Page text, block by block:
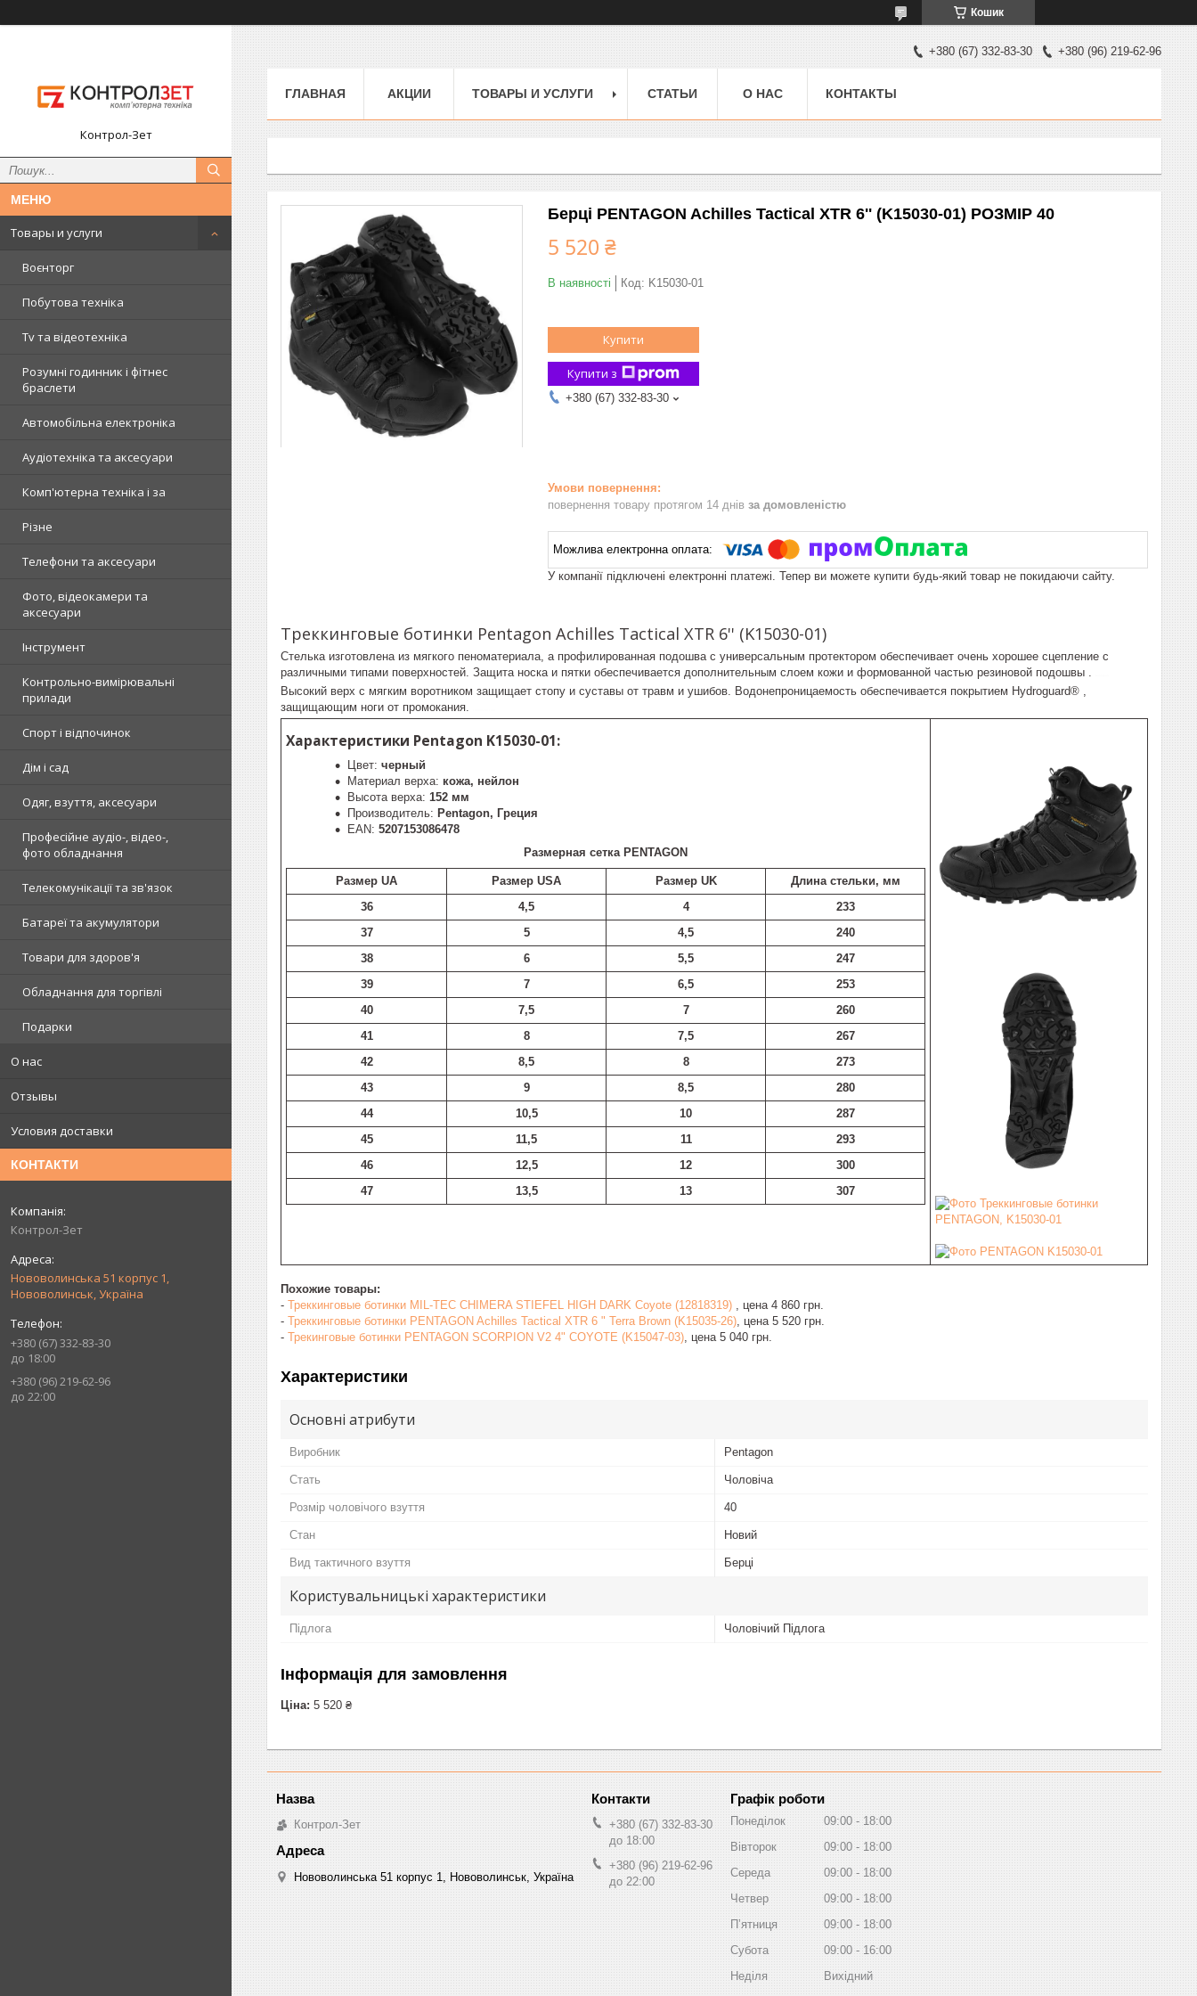
Кошик
Контрол-Зет
Товары и услуги
Воєнторг
Побутова техніка
Tv та відеотехніка
Розумні годинник і фітнес
браслети
Автомобільна електроніка
Аудіотехніка та аксесуари
Комп'ютерна техніка і за
Різне
Телефони та аксесуари
Фото, відеокамери та
аксесуари
Інструмент
Контрольно-вимірювальні
прилади
Спорт і відпочинок
Дім і сад
Одяг, взуття, аксесуари
Професійне аудіо-, відео-,
фото обладнання
Телекомунікації та зв'язок
Батареї та акумулятори
Товари для здоров'я
Обладнання для торгівлі
Подарки
О нас
Отзывы
Условия доставки
КОНТАКТИ
Контрол-Зет
Нововолинська 51 корпус 1,
Нововолинськ, Україна
+380 (67) 332-83-30
до 18:00
+380 (96) 219-62-96
до 22:00
+380 (67) 332-83-30 +380 (96) 219-62-96
ГЛАВНАЯ АКЦИИ ТОВАРЫ И УСЛУГИ СТАТЬИ О НАС КОНТАКТЫ
Берці PENTAGON Achilles Tactical XTR 6'' (K15030-01) РОЗМІР 40
5 520 ₴
В наявності Код: K15030-01
Купити
Купити з
+380 (67) 332-83-30
повернення товару протягом 14 днів за домовленістю
У компанії підключені електронні платежі. Тепер ви можете купити будь-який товар не покидаючи сайту.
Треккинговые ботинки Pentagon Achilles Tactical XTR 6'' (K15030-01)
Стелька изготовлена из мягкого пеноматериала, а профилированная подошва с универсальным протектором обеспечивает очень хорошее сцепление с
различными типами поверхностей. Защита носка и пятки обеспечивается дополнительным слоем кожи и формованной частью резиновой подошвы .
Высокий верх с мягким воротником защищает стопу и суставы от травм и ушибов. Водонепроницаемость обеспечивается покрытием Hydroguard® ,
защищающим ноги от промокания.
Характеристики Pentagon K15030-01:
Цвет: черный
Материал верха: кожа, нейлон
Высота верха: 152 мм
Производитель: Pentagon, Греция
EAN: 5207153086478
Размерная сетка PENTAGON
Размер UA Размер USA Размер UK
Длина стельки, мм
36
4,5 4
233
37
5 4,5
240
38
6 5,5
247
39
7 6,5
253
40
7,5 7
260
41
8 7,5
267
42
8,5 8
273
43
9 8,5
280
44
10,5 10
287
45
11,5 11
293
46
12,5 12
300
47
13,5 13 307
Похожие товары:
- Треккинговые ботинки MIL-TEC CHIMERA STIEFEL HIGH DARK Coyote (12818319) , цена 4 860 грн.
- Треккинговые ботинки PENTAGON Achilles Tactical XTR 6 " Terra Brown (K15035-26), цена 5 520 грн.
- Трекинговые ботинки PENTAGON SCORPION V2 4" COYOTE (K15047-03), цена 5 040 грн.
Характеристики
Основні атрибути
Виробник Pentagon
Стать Чоловіча
Розмір чоловічого взуття 40
Стан Новий
Вид тактичного взуття Берці
Користувальницькі характеристики
Підлога Чоловічий Підлога
Інформація для замовлення
Ціна: 5 520 ₴
Контрол-Зет
Нововолинська 51 корпус 1, Нововолинськ, Україна
+380 (67) 332-83-30
до 18:00
+380 (96) 219-62-96
до 22:00
Графік роботи
Понеділок 09:00
18:00
Вівторок
09:00
18:00
Середа
09:00
18:00
Четвер
09:00
18:00
Пʼятниця
09:00
18:00
Субота
09:00
16:00
Неділя
Вихідний